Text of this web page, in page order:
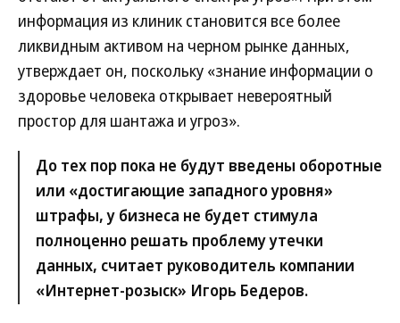
информация из клиник становится все более
ликвидным активом на черном рынке данных,
утверждает он, поскольку «знание информации о
здоровье человека открывает невероятный
простор для шантажа и угроз».
До тех пор пока не будут введены оборотные
или «достигающие западного уровня»
штрафы, у бизнеса не будет стимула
полноценно решать проблему утечки
данных, считает руководитель компании
«Интернет-розыск» Игорь Бедеров.